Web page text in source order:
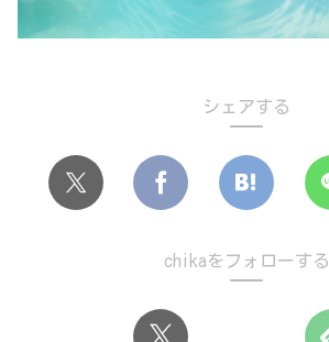
シェアする
chikaをフォローする